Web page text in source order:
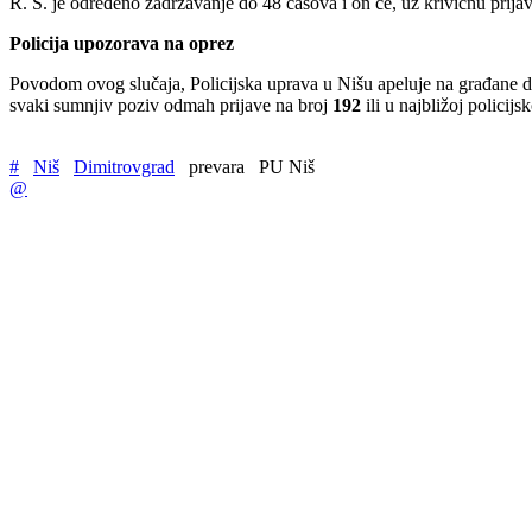
Policija upozorava na oprez
Povodom ovog slučaja, Policijska uprava u Nišu apeluje na građane
svaki sumnjiv poziv odmah prijave na broj 192 ili u najbližoj
# Niš Dimitrovgrad prevara
PU Niš
@